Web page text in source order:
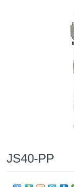
JS40-PP